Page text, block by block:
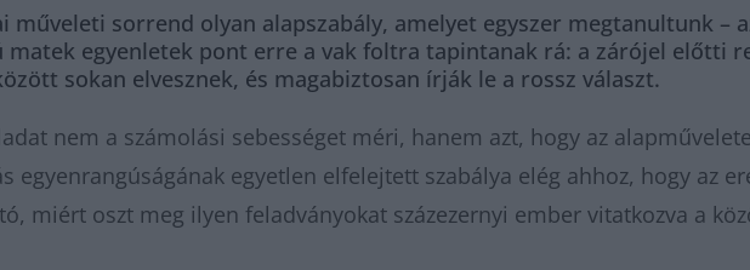
műveleti sorrend olyan alapszabály, amelyet egyszer megtanultunk –
matek egyenletek pont erre a vak foltra tapintanak rá: a zárójel előtti
sokan elvesznek, és magabiztosan írják le a rossz választ.
nem a számolási sebességet méri, hanem azt, hogy az
egyenrangúságának egyetlen elfelejtett szabálya elég ahhoz, hogy az
miért oszt meg ilyen feladványokat százezernyi ember vitatkozva a